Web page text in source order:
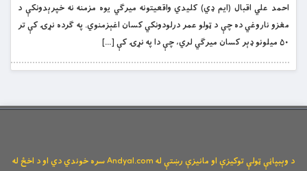
احمد علي اقبال (ایم ډي) کلیدي واقعیتونه میرګي یوه مزمنه نه خپرېدونکې د
مغزو ناروغي ده چې د ټولو عمر درلودونکي کسان اغېزمنوي. په ګرده نړۍ کې تر
۵۰ میلونو ډېر کسان میرګي لري، چې دا په نړۍ کې […]
د وېبپاڼې ټولې توکیزې او مانیزې رښتې له Andyal.com سره خوندي دي او د اخځ له